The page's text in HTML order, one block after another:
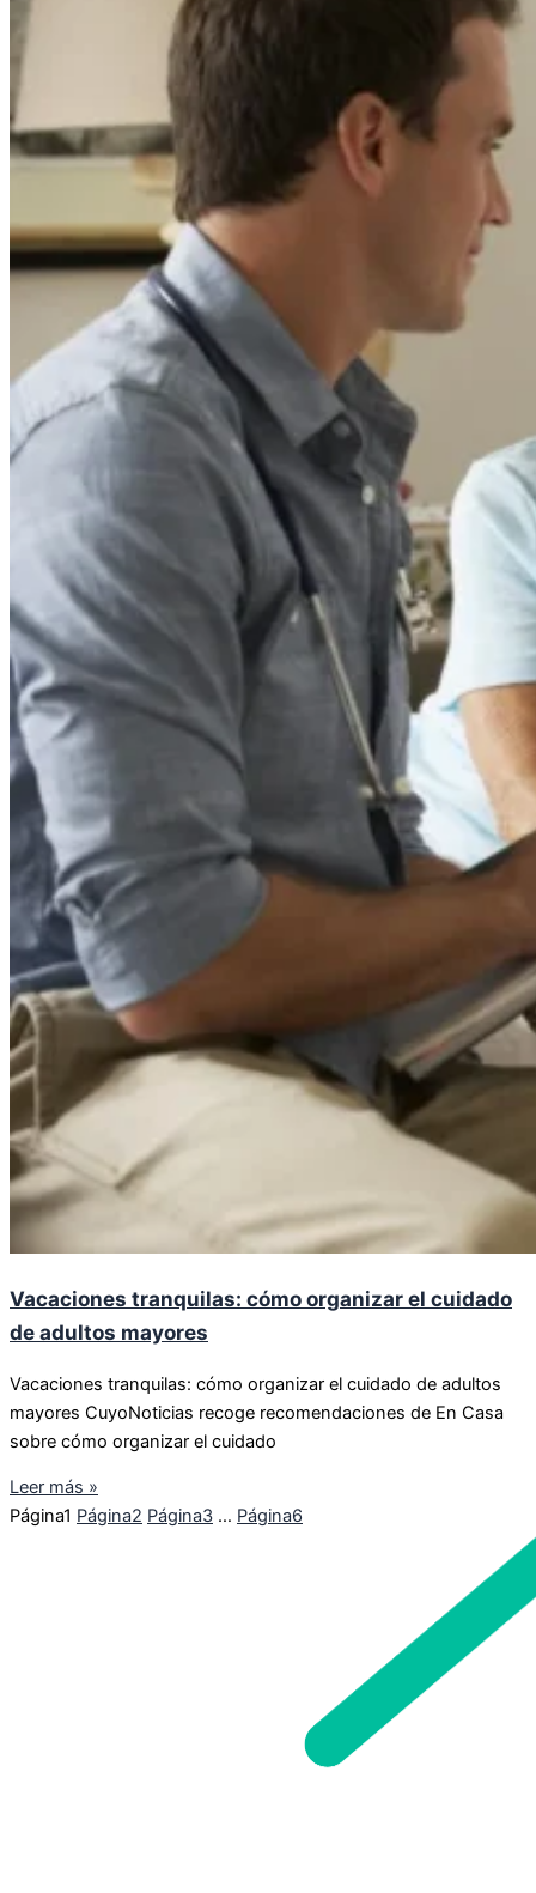
Vacaciones tranquilas: cómo organizar el cuidado
de adultos mayores
Vacaciones tranquilas: cómo organizar el cuidado de adultos
mayores CuyoNoticias recoge recomendaciones de En Casa
sobre cómo organizar el cuidado
Leer más »
Página1 Página2 Página3 … Página6